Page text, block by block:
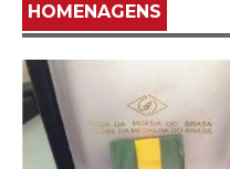
HOMENAGENS